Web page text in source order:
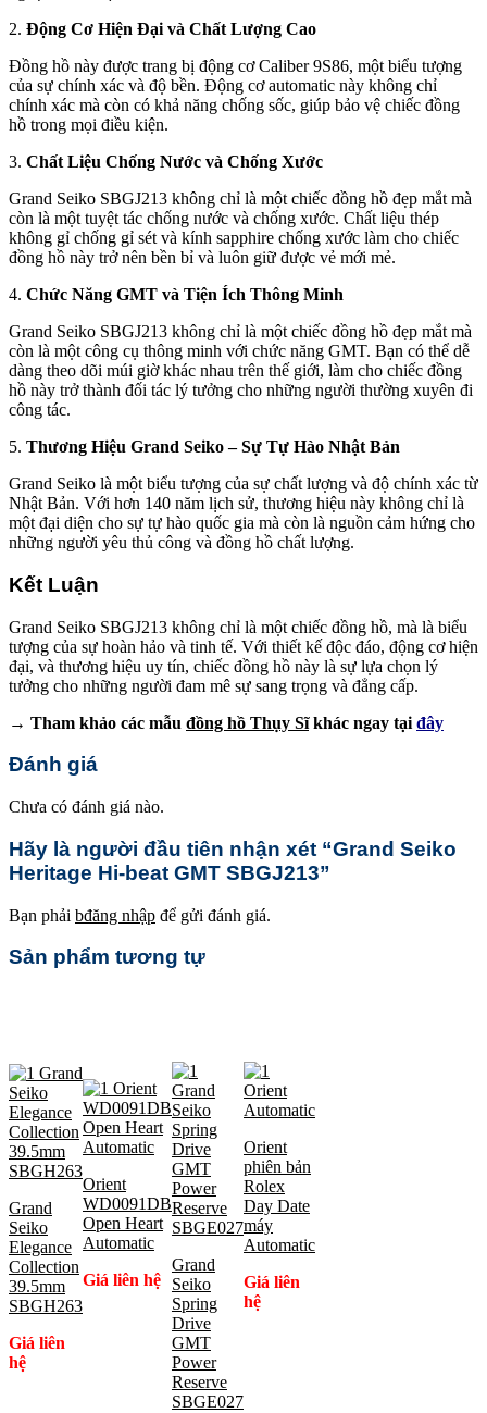
2. Động Cơ Hiện Đại và Chất Lượng Cao
Đồng hồ này được trang bị động cơ Caliber 9S86, một biểu tượng
của sự chính xác và độ bền. Động cơ automatic này không chỉ
chính xác mà còn có khả năng chống sốc, giúp bảo vệ chiếc đồng
hồ trong mọi điều kiện.
3. Chất Liệu Chống Nước và Chống Xước
Grand Seiko SBGJ213 không chỉ là một chiếc đồng hồ đẹp mắt mà
còn là một tuyệt tác chống nước và chống xước. Chất liệu thép
không gỉ chống gỉ sét và kính sapphire chống xước làm cho chiếc
đồng hồ này trở nên bền bỉ và luôn giữ được vẻ mới mẻ.
4. Chức Năng GMT và Tiện Ích Thông Minh
Grand Seiko SBGJ213 không chỉ là một chiếc đồng hồ đẹp mắt mà
còn là một công cụ thông minh với chức năng GMT. Bạn có thể dễ
dàng theo dõi múi giờ khác nhau trên thế giới, làm cho chiếc đồng
hồ này trở thành đối tác lý tưởng cho những người thường xuyên đi
công tác.
5. Thương Hiệu Grand Seiko – Sự Tự Hào Nhật Bản
Grand Seiko là một biểu tượng của sự chất lượng và độ chính xác từ
Nhật Bản. Với hơn 140 năm lịch sử, thương hiệu này không chỉ là
một đại diện cho sự tự hào quốc gia mà còn là nguồn cảm hứng cho
những người yêu thủ công và đồng hồ chất lượng.
Kết Luận
Grand Seiko SBGJ213 không chỉ là một chiếc đồng hồ, mà là biểu
tượng của sự hoàn hảo và tinh tế. Với thiết kế độc đáo, động cơ hiện
đại, và thương hiệu uy tín, chiếc đồng hồ này là sự lựa chọn lý
tưởng cho những người đam mê sự sang trọng và đẳng cấp.
→ Tham khảo các mẫu đồng hồ Thụy Sĩkhác ngay tại đây
Đánh giá
Chưa có đánh giá nào.
Hãy là người đầu tiên nhận xét “Grand Seiko
Heritage Hi-beat GMT SBGJ213”
Bạn phải bđăng nhập để gửi đánh giá.
Sản phẩm tương tự
Grand
Seiko
Elegance
Collection
39.5mm
SBGH263
Giá liên
hệ
Orient
WD0091DB
Open Heart
Automatic
Giá liên hệ
Grand
Seiko
Spring
Drive
GMT
Power
Reserve
SBGE027
Orient
phiên bản
Rolex
Day Date
máy
Automatic
Giá liên
hệ